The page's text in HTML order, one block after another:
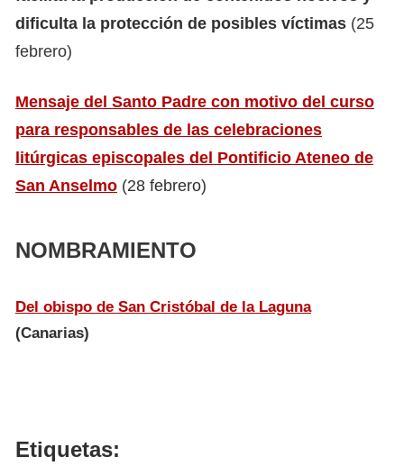
dificulta la protección de posibles víctimas (25
febrero)
Mensaje del Santo Padre con motivo del curso
para responsables de las celebraciones
litúrgicas episcopales del Pontificio Ateneo de
San Anselmo (28 febrero)
NOMBRAMIENTO
Del obispo de San Cristóbal de la Laguna
(Canarias)
Etiquetas: